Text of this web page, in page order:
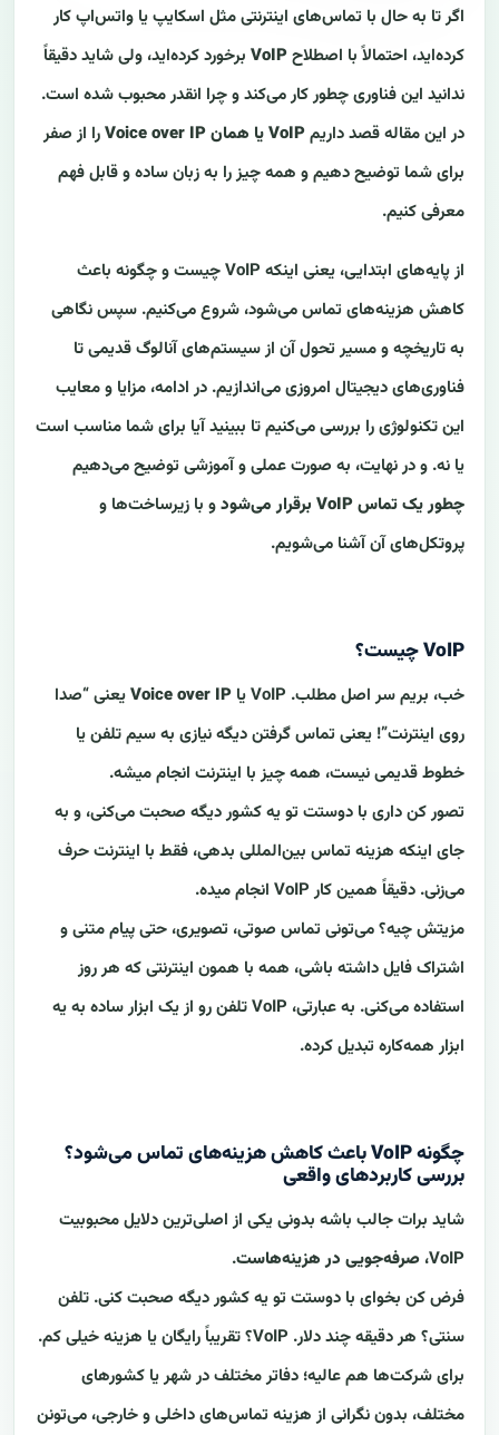
اگر تا به حال با تماس‌های اینترنتی مثل اسکایپ یا واتس‌اپ کار
کرده‌اید، احتمالاً با اصطلاحVoIP برخورد کرده‌اید، ولی شاید دقیقاً
ندانید این فناوری چطور کار می‌کند و چرا انقدر محبوب شده است.
در این مقاله قصد داریمVoIP یا همان Voice over IP
را از صفر
برای شما توضیح دهیم و همه چیز را به زبان ساده و قابل فهم
معرفی کنیم.
از پایه‌های ابتدایی، یعنی اینکه VoIP چیست و چگونه باعث
کاهش هزینه‌های تماس می‌شود، شروع می‌کنیم. سپس نگاهی
به تاریخچه و مسیر تحول آن از سیستم‌های آنالوگ قدیمی تا
فناوری‌های دیجیتال امروزی می‌اندازیم. در ادامه، مزایا و معایب
این تکنولوژی را بررسی می‌کنیم تا ببینید آیا برای شما مناسب است
یا نه. و در نهایت، به صورت عملی و آموزشی توضیح می‌دهیم
چطور یک تماس VoIP برقرار می‌شود
و با زیرساخت‌ها و
پروتکل‌های آن آشنا می‌شویم.
VoIP چیست؟
خب، بریم سر اصل مطلب. VoIP یا Voice over IPیعنی “صدا
روی اینترنت”! یعنی تماس گرفتن دیگه نیازی به سیم تلفن یا
خطوط قدیمی نیست، همه چیز با اینترنت انجام میشه.
تصور کن داری با دوستت تو یه کشور دیگه صحبت می‌کنی، و به
جای اینکه هزینه تماس بین‌المللی بدهی، فقط با اینترنت حرف
می‌زنی. دقیقاً همین کار VoIP انجام میده.
مزیتش چیه؟ می‌تونی تماس صوتی، تصویری، حتی پیام متنی و
اشتراک فایل داشته باشی، همه با همون اینترنتی که هر روز
استفاده می‌کنی. به عبارتی، VoIP تلفن رو از یک ابزار ساده به یه
ابزار همه‌کاره تبدیل کرده.
چگونه VoIP باعث کاهش هزینه‌های تماس می‌شود؟
بررسی کاربردهای واقعی
شاید برات جالب باشه بدونی یکی از اصلی‌ترین دلایل محبوبیت
VoIP، صرفه‌جویی در هزینه‌هاست.
فرض کن بخوای با دوستت تو یه کشور دیگه صحبت کنی. تلفن
سنتی؟ هر دقیقه چند دلار. VoIP؟ تقریباً رایگان یا هزینه خیلی کم.
برای شرکت‌ها هم عالیه؛ دفاتر مختلف در شهر یا کشورهای
مختلف، بدون نگرانی از هزینه تماس‌های داخلی و خارجی، می‌تونن